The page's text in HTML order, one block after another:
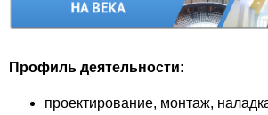
Профиль деятельности:
проектирование, монтаж,